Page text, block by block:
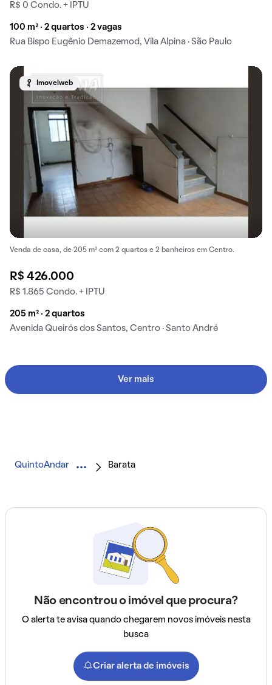
R$ 0 Condo. + IPTU
100 m² · 2 quartos · 2 vagas
Rua Bispo Eugênio Demazemod, Vila Alpina · São Paulo
Imovelweb
Venda de casa, de 205 m² com 2 quartos e 2 banheiros em Centro.
R$ 426.000
R$ 1.865 Condo. + IPTU
205 m² · 2 quartos
Avenida Queirós dos Santos, Centro · Santo André
Ver mais
QuintoAndar Barata
Não encontrou o imóvel que procura?
O alerta te avisa quando chegarem novos imóveis nesta
busca
Criar alerta de imóveis